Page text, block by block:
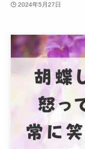
2024年5月27日